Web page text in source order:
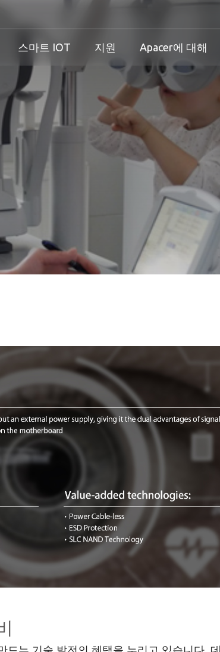
요
산업
을 바
이션
족하
적인
개발
더
개요
기업 개요
개인
적인
념하
은 안
모듈
하여
디지
장,
다.
요
개요
성능
시하
을 한
갖추
진정
껏 펼
더
스마트 IOT 지원
산업 솔루션
보증
Apacer에 대해